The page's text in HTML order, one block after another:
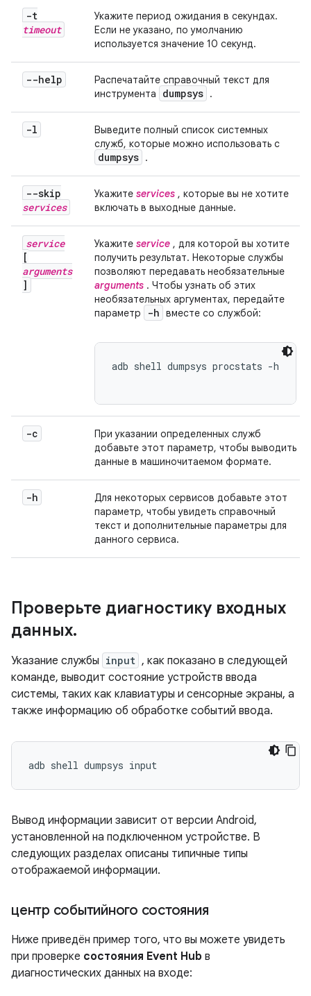
-t
timeout
Укажите период ожидания в секундах.
Если не указано, по умолчанию
используется значение 10 секунд.
--help
Распечатайте справочный текст для
инструмента
dumpsys .
-l
Выведите полный список системных
служб, которые можно использовать с
dumpsys .
--skip
services
Укажите services , которые вы не хотите
включать в выходные данные.
service
[
arguments
]
Укажите service , для которой вы хотите
получить результат. Некоторые службы
позволяют передавать необязательные
arguments . Чтобы узнать об этих
необязательных аргументах, передайте
параметр
-h вместе со службой:
adb shell dumpsys procstats -h
-c
При указании определенных служб
добавьте этот параметр, чтобы выводить
данные в машиночитаемом формате.
-h
Для некоторых сервисов добавьте этот
параметр, чтобы увидеть справочный
текст и дополнительные параметры для
данного сервиса.
Проверьте диагностику входных
данных.
Указание службы input , как показано в следующей
команде, выводит состояние устройств ввода
системы, таких как клавиатуры и сенсорные экраны, а
также информацию об обработке событий ввода.
Вывод информации зависит от версии Android,
установленной на подключенном устройстве. В
следующих разделах описаны типичные типы
отображаемой информации.
центр событийного состояния
Ниже приведён пример того, что вы можете увидеть
при проверке состояния Event Hub в
диагностических данных на входе: